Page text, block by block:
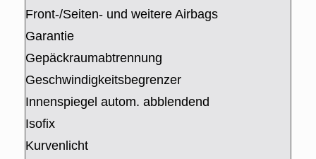
Front-/Seiten- und weitere Airbags
Garantie
Gepäckraumabtrennung
Geschwindigkeitsbegrenzer
Innenspiegel autom. abblendend
Isofix
Kurvenlicht